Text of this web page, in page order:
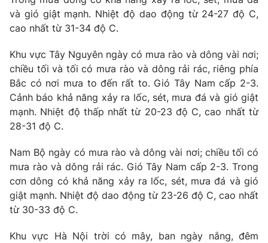
và gió giật mạnh. Nhiệt độ dao động từ 24-27 độ C,
cao nhất từ 31-34 độ C.
Khu vực Tây Nguyên ngày có mưa rào và dông vài nơi;
chiều tối và tối có mưa rào và dông rải rác, riêng phía
Bắc có nơi mưa to đến rất to. Gió Tây Nam cấp 2-3.
Cảnh báo khả năng xảy ra lốc, sét, mưa đá và gió giật
mạnh. Nhiệt độ thấp nhất từ 20-23 độ C, cao nhất từ
28-31 độ C.
Nam Bộ ngày có mưa rào và dông vài nơi; chiều tối có
mưa rào và dông rải rác. Gió Tây Nam cấp 2-3. Trong
cơn dông có khả năng xảy ra lốc, sét, mưa đá và gió
giật mạnh. Nhiệt độ dao động từ 23-26 độ C, cao nhất
từ 30-33 độ C.
Khu vực Hà Nội trời có mây, ban ngày nắng, đêm